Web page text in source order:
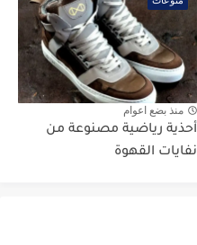
منذ بضع اعوام
أحذية رياضية مصنوعة من
نفايات القهوة